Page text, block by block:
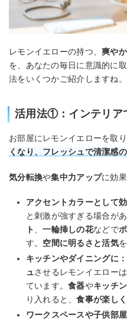
レモンイエローの持つ、爽や
を、あなたの毎日に意識的に
法をいくつかご紹介しますね。
活用法①：インテリア
お部屋にレモンイエローを取り
くなり、フレッシュで清潔感
気分転換や集中力アップに効果
アクセントカラーとして
と刺激が強すぎる場合があ
ト、一輪挿しの花などで
す。 空間に明るさと活気
キッチンやダイニングに：
ュさせるレモンイエロー
ています。食器やキッチ
り入れると、食事が楽し
ワークスペースや子供部屋